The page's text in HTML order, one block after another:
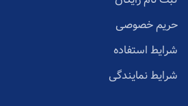
حریم خصوصی
شرایط استفاده
شرایط نمایندگی